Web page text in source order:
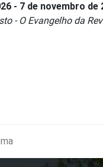
- 7 de novembro de
- O Evangelho da